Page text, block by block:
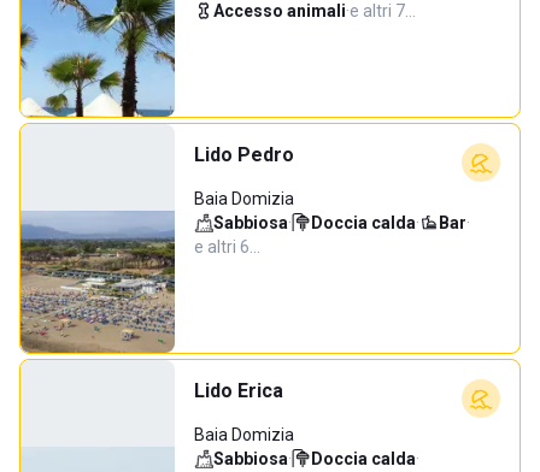
Accesso animali·e altri 7…
Lido Pedro
Baia Domizia
Sabbiosa· Doccia calda· Bar·
e altri 6…
Lido Erica
Baia Domizia
Sabbiosa· Doccia calda·